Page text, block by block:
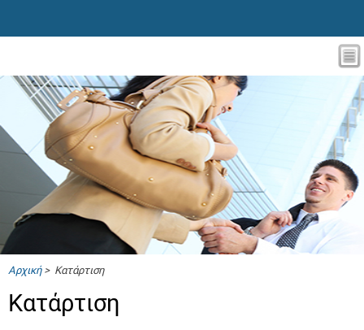
Αρχική> Κατάρτιση
Κατάρτιση